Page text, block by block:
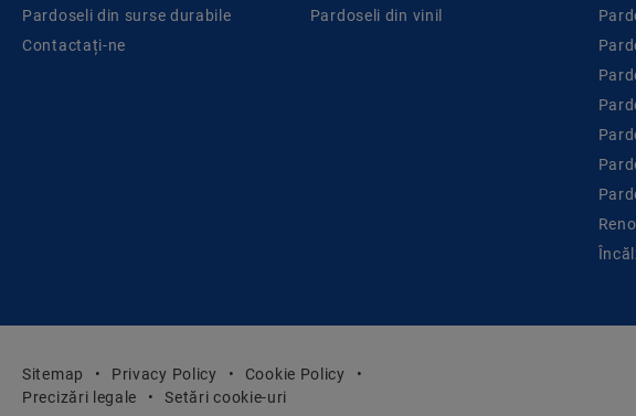
Pardoseli din surse durabile
Contactați-ne
Pardoseli din vinil
Sitemap Privacy Policy
Cookie Policy
Precizări legale
Setări cookie-uri